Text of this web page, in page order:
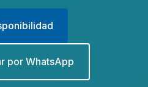
por WhatsApp